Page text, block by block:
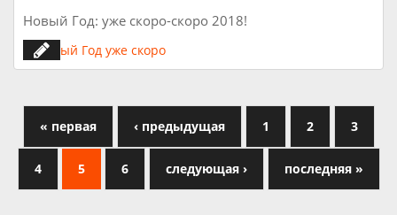
Новый Год: уже скоро-скоро 2018!
« первая ‹ предыдущая 1 2 3
4 5 6 следующая › последняя »